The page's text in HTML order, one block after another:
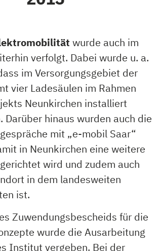
wurde auch im
verfolgt. Dabei wurde u. a.
im Versorgungsgebiet der
vier Ladesäulen im Rahmen
Neunkirchen installiert
Darüber hinaus wurden auch die
mit „e-mobil Saar“
in Neunkirchen eine weitere
wird und zudem auch
in dem landesweiten
ist.
Zuwendungsbescheids für die
wurde die Ausarbeitung
Institut vergeben. Bei der